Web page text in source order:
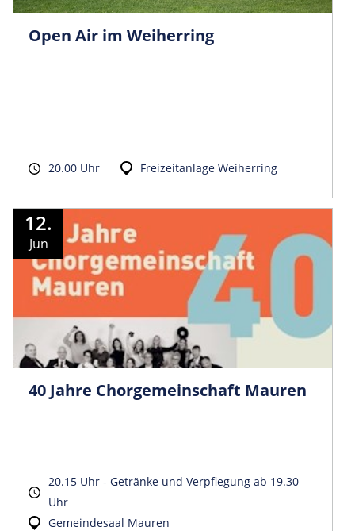
Open Air im Weiherring
20.00 Uhr Freizeitanlage Weiherring
12.
Jun
40 Jahre Chorgemeinschaft Mauren
20.15 Uhr - Getränke und Verpflegung ab 19.30
Uhr
Gemeindesaal Mauren